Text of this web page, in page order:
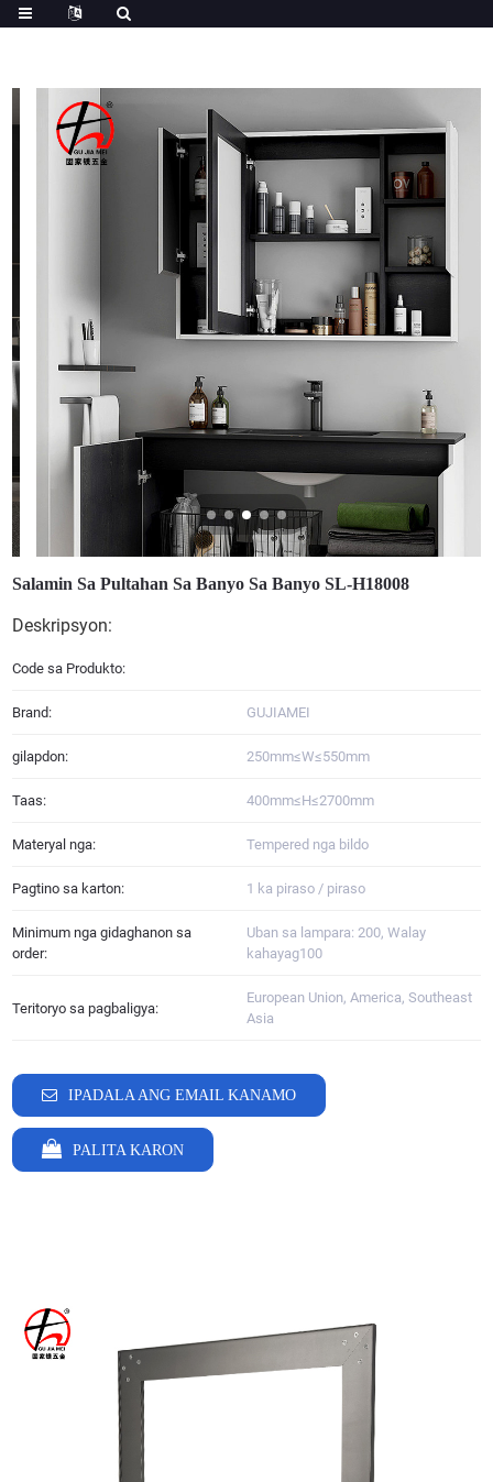
Salamin Sa Pultahan Sa Banyo Sa Banyo SL-H18008
Deskripsyon:
Code sa Produkto:
Brand: GUJIAMEI
gilapdon: 250mm≤W≤550mm
Taas: 400mm≤H≤2700mm
Materyal nga: Tempered nga bildo
Pagtino sa karton: 1 ka piraso / piraso
Minimum nga gidaghanon sa
order:
Uban sa lampara: 200, Walay
kahayag100
Teritoryo sa pagbaligya:
European Union, America, Southeast
Asia
IPADALA ANG EMAIL KANAMO
PALITA KARON